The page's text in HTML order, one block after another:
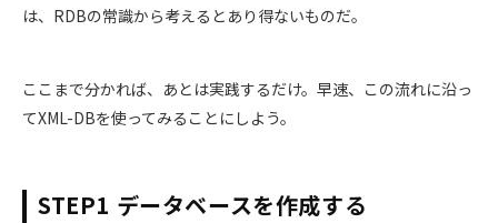
は、RDBの常識から考えるとあり得ないものだ。
ここまで分かれば、あとは実践するだけ。早速、この流れに沿っ
てXML-DBを使ってみることにしよう。
STEP1 データベースを作成する